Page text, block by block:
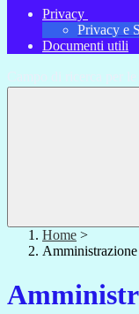
Privacy
Privacy e
Documenti utili
Campo di ricerca per
Home >
Amministrazione